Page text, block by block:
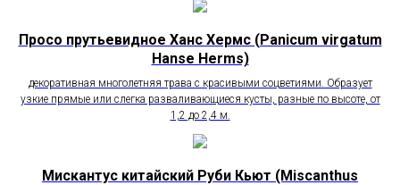
Просо прутьевидное Ханс Хермс (Panicum virgatum
Hanse Herms)
декоративная многолетняя трава с красивыми соцветиями. Образует
узкие прямые или слегка разваливающиеся кусты, разные по высоте, от
1,2 до 2,4 м.
Мискантус китайский Руби Кьют (Miscanthus